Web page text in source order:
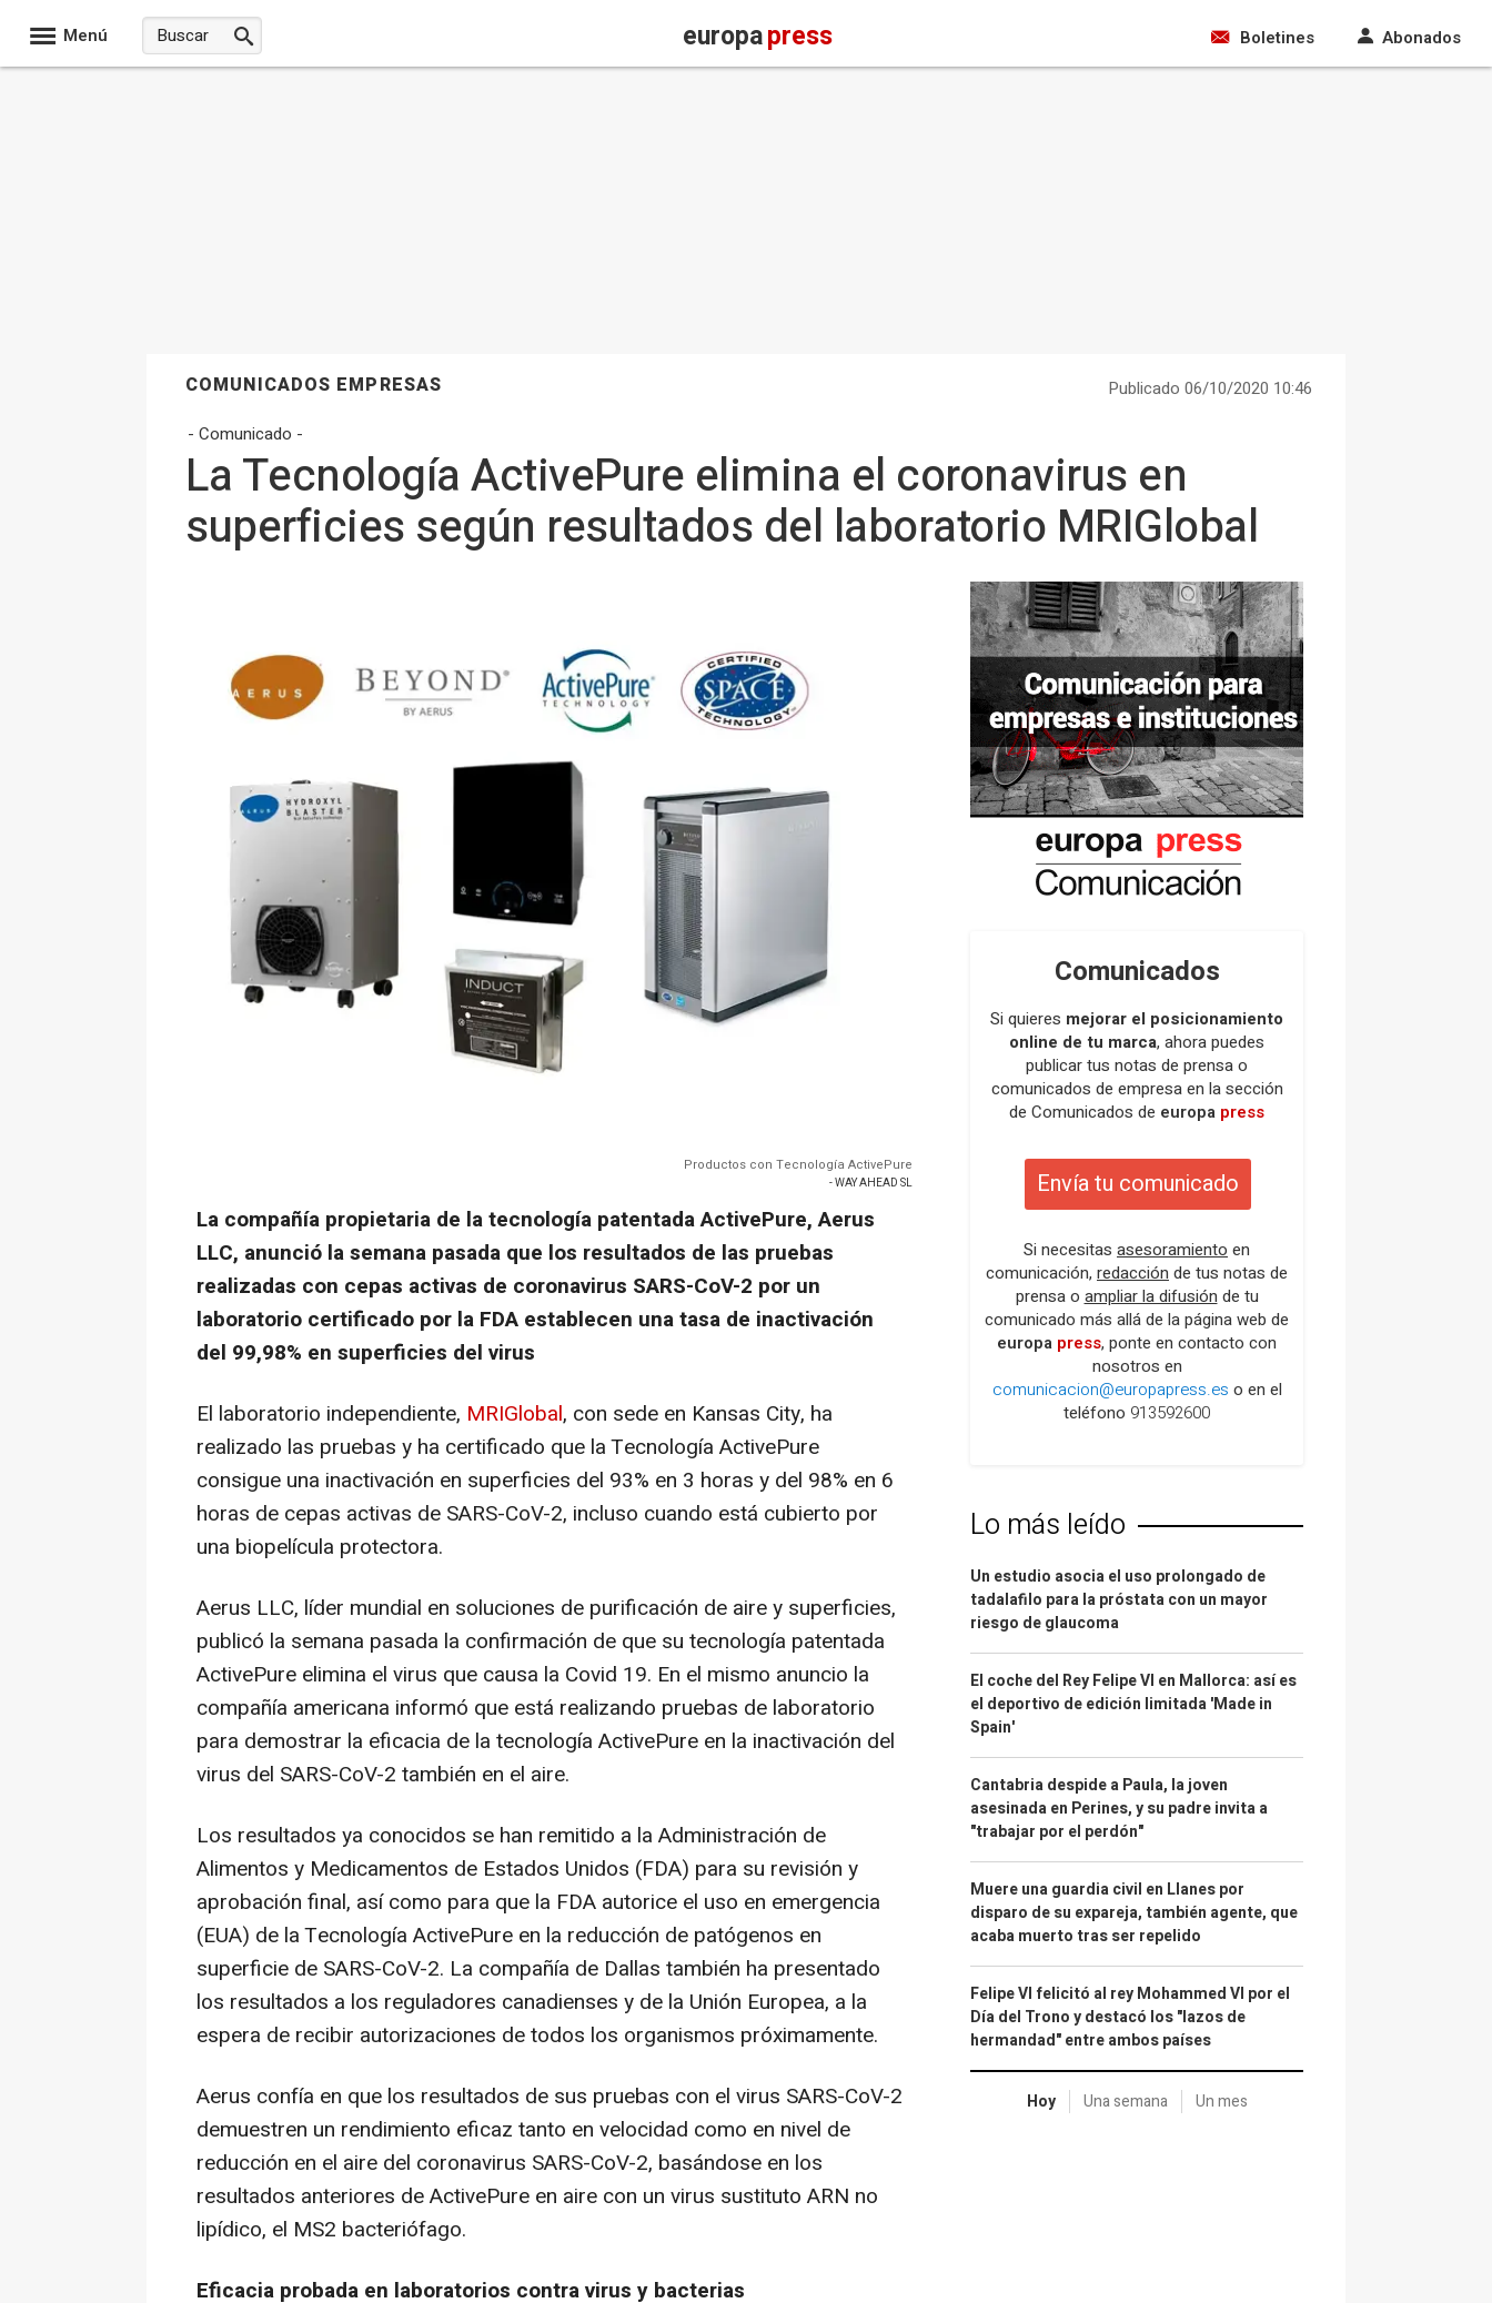
Menú europapress Boletines Abonados
COMUNICADOS EMPRESAS
Publicado 06/10/2020 10:46
- Comunicado -
La Tecnología ActivePure elimina el coronavirus en
superficies según resultados del laboratorio MRIGlobal
Productos con Tecnología ActivePure
- WAY AHEAD SL
La compañía propietaria de la tecnología patentada ActivePure, Aerus
LLC, anunció la semana pasada que los resultados de las pruebas
realizadas con cepas activas de coronavirus SARS-CoV-2 por un
laboratorio certificado por la FDA establecen una tasa de inactivación
del 99,98% en superficies del virus
El laboratorio independiente, MRIGlobal, con sede en Kansas City, ha
realizado las pruebas y ha certificado que la Tecnología ActivePure
consigue una inactivación en superficies del 93% en 3 horas y del 98% en 6
horas de cepas activas de SARS-CoV-2, incluso cuando está cubierto por
una biopelícula protectora.
Aerus LLC, líder mundial en soluciones de purificación de aire y superficies,
publicó la semana pasada la confirmación de que su tecnología patentada
ActivePure elimina el virus que causa la Covid 19. En el mismo anuncio la
compañía americana informó que está realizando pruebas de laboratorio
para demostrar la eficacia de la tecnología ActivePure en la inactivación del
virus del SARS-CoV-2 también en el aire.
Los resultados ya conocidos se han remitido a la Administración de
Alimentos y Medicamentos de Estados Unidos (FDA) para su revisión y
aprobación final, así como para que la FDA autorice el uso en emergencia
(EUA) de la Tecnología ActivePure en la reducción de patógenos en
superficie de SARS-CoV-2. La compañía de Dallas también ha presentado
los resultados a los reguladores canadienses y de la Unión Europea, a la
espera de recibir autorizaciones de todos los organismos próximamente.
Aerus confía en que los resultados de sus pruebas con el virus SARS-CoV-2
demuestren un rendimiento eficaz tanto en velocidad como en nivel de
reducción en el aire del coronavirus SARS-CoV-2, basándose en los
resultados anteriores de ActivePure en aire con un virus sustituto ARN no
lipídico, el MS2 bacteriófago.
Eficacia probada en laboratorios contra virus y bacterias
Comunicados
Si quieres mejorar el posicionamiento
online de tu marca, ahora puedes
publicar tus notas de prensa o
comunicados de empresa en la sección
de Comunicados de europa press
Envía tu comunicado
Si necesitas asesoramiento en
comunicación, redacción de tus notas de
prensa o ampliar la difusión de tu
comunicado más allá de la página web de
europa press, ponte en contacto con
nosotros en
comunicacion@europapress.es o en el
teléfono 913592600
Lo más leído
Un estudio asocia el uso prolongado de
tadalafilo para la próstata con un mayor
riesgo de glaucoma
El coche del Rey Felipe VI en Mallorca: así es
el deportivo de edición limitada 'Made in
Spain'
Cantabria despide a Paula, la joven
asesinada en Perines, y su padre invita a
"trabajar por el perdón"
Muere una guardia civil en Llanes por
disparo de su expareja, también agente, que
acaba muerto tras ser repelido
Felipe VI felicitó al rey Mohammed VI por el
Día del Trono y destacó los "lazos de
hermandad" entre ambos países
Hoy Una semana Un mes